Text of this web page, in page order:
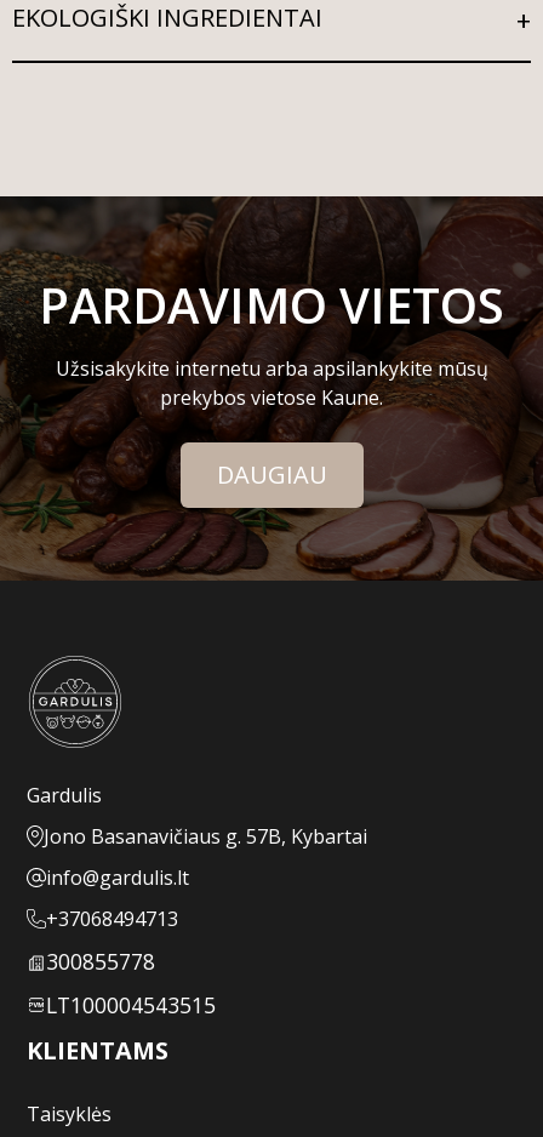
EKOLOGIŠKI INGREDIENTAI
PARDAVIMO VIETOS
Užsisakykite internetu arba apsilankykite mūsų
prekybos vietose Kaune.
DAUGIAU
Gardulis
Jono Basanavičiaus g. 57B, Kybartai
info@gardulis.lt
+37068494713
300855778
LT100004543515
KLIENTAMS
Taisyklės